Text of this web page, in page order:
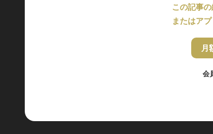
この記事
またはア
月
会